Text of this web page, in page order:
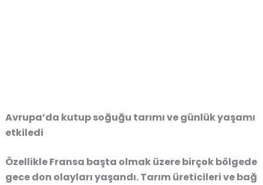
Avrupa’da kutup soğuğu tarımı ve günlük yaşamı
etkiledi
Özellikle Fransa başta olmak üzere birçok bölgede
gece don olayları yaşandı. Tarım üreticileri ve bağ